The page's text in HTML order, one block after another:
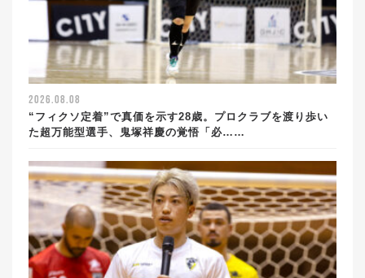
2026.08.08
“フィクソ定着”で真価を示す28歳。プロクラブを渡り歩い
た超万能型選手、鬼塚祥慶の覚悟「必……